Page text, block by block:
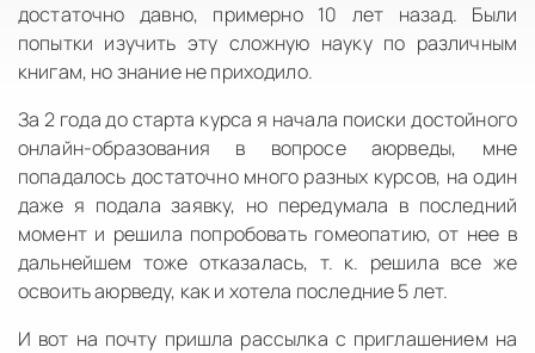
достаточно давно, примерно 10 лет назад. Были
попытки изучить эту сложную науку по различным
книгам, но знание не приходило.
За 2 года до старта курса я начала поиски достойного
онлайн-образования в вопросе аюрведы, мне
попадалось достаточно много разных курсов, на один
даже я подала заявку, но передумала в последний
момент и решила попробовать гомеопатию, от нее в
дальнейшем тоже отказалась, т. к. решила все же
освоить аюрведу, как и хотела последние 5 лет.
И вот на почту пришла рассылка с приглашением на